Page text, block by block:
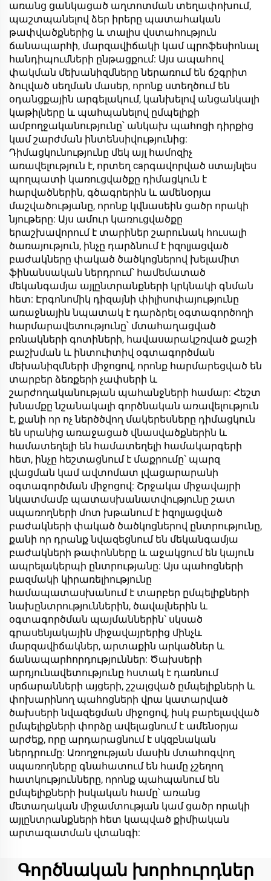
առանց ցանկացած աղտոտման տեղափոխում,
պաշտպանելով ձեր իրերը պատահական
թափվածքներից և տալիս վստահություն
ճանապարհի, մարզավիճակի կամ պրոֆեսիոնալ
հանդիպումների ընթացքում: Այս ապահով
փակման մեխանիզմները ներառում են ճշգրիտ
ձուլված սեղման մասեր, որոնք ստեղծում են
օդանցքային արգելակում, կանխելով անցանկալի
կաթիլները և պահպանելով ըմպելիքի
ամբողջականությունը՝ անկախ պահոցի դիրքից
կամ շարժման ինտենսիվությունից:
Դիմացկունությունը մեկ այլ համոզիչ
առավելություն է, որտեղ caրգավորված ստայնլես
պողպատի կառուցվածքը դիմացկուն է
հարվածներին, գծագրերին և ամենօրյա
մաշվածությանը, որոնք կվնասեին ցածր որակի
նյութերը: Այս ամուր կառուցվածքը
երաշխավորում է տարիներ շարունակ հուսալի
ծառայություն, ինչը դարձնում է իզոլյացված
բաժակները փակած ծածկոցներով խելամիտ
ֆինանսական ներդրում՝ համեմատած
մեկանգամյա այլընտրանքների կրկնակի գնման
հետ: Էրգոնոմիկ դիզայնի փիլիսոփայությունը
առաջնային նպատակ է դարձրել օգտագործողի
հարմարավետությունը՝ մտահաղացված
բռնակների գոտիների, հավասարակշռված քաշի
բաշխման և ինտուիտիվ օգտագործման
մեխանիզմների միջոցով, որոնք հարմարեցված են
տարբեր ձեռքերի չափսերի և
շարժողականության պահանջների համար: Հեշտ
խնամքը նշանակալի գործնական առավելություն
է, քանի որ ոչ ներծծվող մակերեսները դիմացկուն
են սրանից առաջացած վնասվածքներին և
համատեղելի են համատեղելի համակարգերի
հետ, ինչը հեշտացնում է մաքրումը՝ պարզ
լվացման կամ ավտոմատ լվացարարանի
օգտագործման միջոցով: Շրջակա միջավայրի
նկատմամբ պատասխանատվությունը շատ
սպառողների մոտ խթանում է իզոլյացված
բաժակների փակած ծածկոցներով ընտրությունը,
քանի որ դրանք նվազեցնում են մեկանգամյա
բաժակների թափոնները և աջակցում են կայուն
ապրելակերպի ընտրությանը: Այս պահոցների
բազմակի կիրառելիությունը
համապատասխանում է տարբեր ըմպելիքների
նախընտրություններին, ծավալներին և
օգտագործման պայմաններին՝ սկսած
գրասենյակային միջավայրերից մինչև
մարզավիճակներ, արտաքին արկածներ և
ճանապարհորդություններ: Ծախսերի
արդյունավետությունը հստակ է դառնում
սրճարանների այցերի, շշալցված ըմպելիքների և
փոխարինող պահոցների վրա կատարված
ծախսերի նվազեցման միջոցով, իսկ բարելավված
ըմպելիքների փորձը ավելացնում է ամենօրյա
արժեք, որը արդարացնում է սկզբնական
ներդրումը: Առողջության մասին մտահոգվող
սպառողները գնահատում են համը չշեղող
հատկությունները, որոնք պահպանում են
ըմպելիքների իսկական համը՝ առանց
մետաղական միջամտության կամ ցածր որակի
այլընտրանքների հետ կապված քիմիական
արտազատման վտանգի:
Գործնական խորհուրդներ